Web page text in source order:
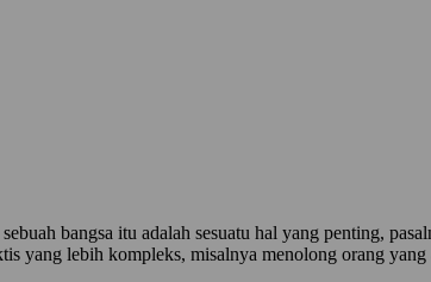
bangsa itu adalah sesuatu hal yang penting,
yang lebih kompleks, misalnya menolong orang